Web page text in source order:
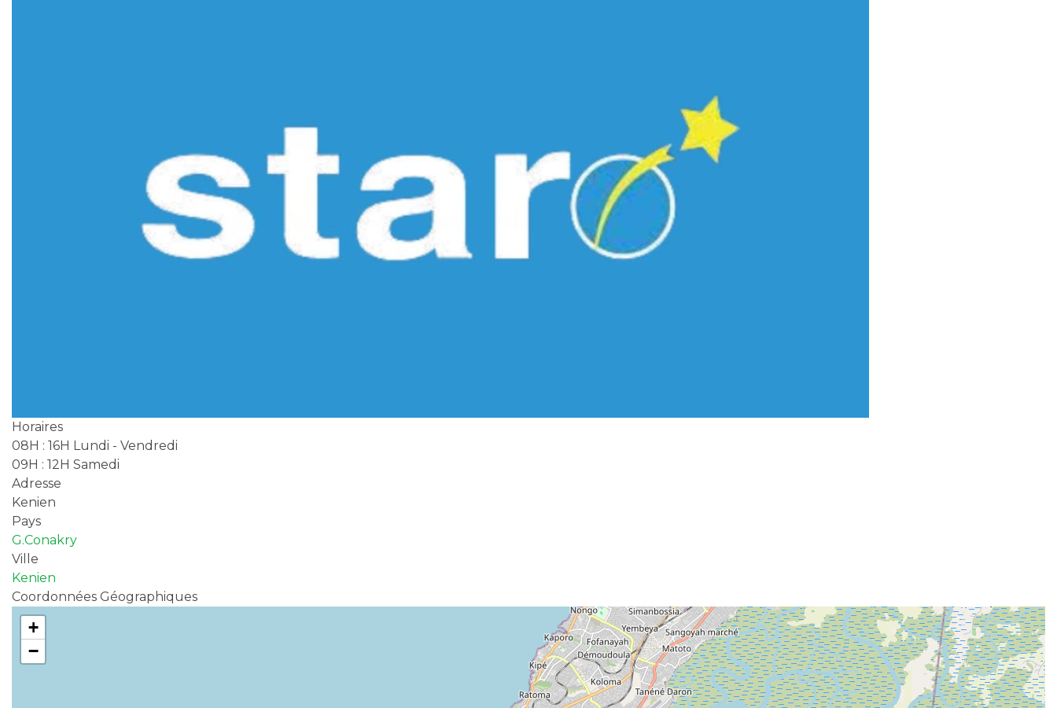
Horaires
08H : 16H Lundi - Vendredi
09H : 12H Samedi
Adresse
Kenien
Pays
G.Conakry
Ville
Kenien
Coordonnées Géographiques
+
−